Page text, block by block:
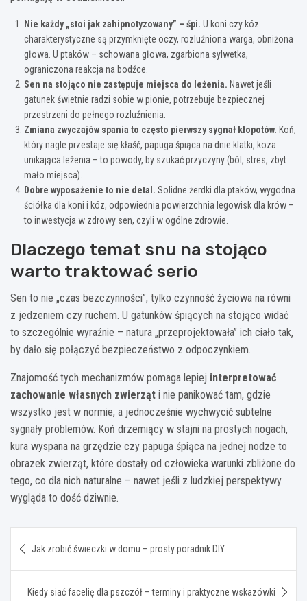
Nie każdy „stoi jak zahipnotyzowany” – śpi. U koni czy kóz
charakterystyczne są przymknięte oczy, rozluźniona warga, obniżona
głowa. U ptaków – schowana głowa, zgarbiona sylwetka,
ograniczona reakcja na bodźce.
Sen na stojąco nie zastępuje miejsca do leżenia. Nawet jeśli
gatunek świetnie radzi sobie w pionie, potrzebuje bezpiecznej
przestrzeni do pełnego rozluźnienia.
Zmiana zwyczajów spania to często pierwszy sygnał kłopotów. Koń,
który nagle przestaje się kłaść, papuga śpiąca na dnie klatki, koza
unikająca leżenia – to powody, by szukać przyczyny (ból, stres, zbyt
mało miejsca).
Dobre wyposażenie to nie detal. Solidne żerdki dla ptaków, wygodna
ściółka dla koni i kóz, odpowiednia powierzchnia legowisk dla krów –
to inwestycja w zdrowy sen, czyli w ogólne zdrowie.
Dlaczego temat snu na stojąco
warto traktować serio
Sen to nie „czas bezczynności”, tylko czynność życiowa na równi
z jedzeniem czy ruchem. U gatunków śpiących na stojąco widać
to szczególnie wyraźnie – natura „przeprojektowała” ich ciało tak,
by dało się połączyć bezpieczeństwo z odpoczynkiem.
Znajomość tych mechanizmów pomaga lepiej interpretować
zachowanie własnych zwierząt i nie panikować tam, gdzie
wszystko jest w normie, a jednocześnie wychwycić subtelne
sygnały problemów. Koń drzemiący w stajni na prostych nogach,
kura wyspana na grzędzie czy papuga śpiąca na jednej nodze to
obrazek zwierząt, które dostały od człowieka warunki zbliżone do
tego, co dla nich naturalne – nawet jeśli z ludzkiej perspektywy
wygląda to dość dziwnie.
wpisu
Jak zrobić świeczki w domu – prosty poradnik DIY
Kiedy siać facelię dla pszczół – terminy i praktyczne wskazówki